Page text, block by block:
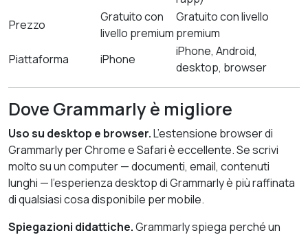
Prezzo
Gratuito con
livello premium
Gratuito con livello
premium
Piattaforma
iPhone
iPhone, Android,
desktop, browser
Dove Grammarly è migliore
Uso su desktop e browser.L’estensione browser di
Grammarly per Chrome e Safari è eccellente. Se scrivi
molto su un computer — documenti, email, contenuti
lunghi — l’esperienza desktop di Grammarly è più raffinata
di qualsiasi cosa disponibile per mobile.
Spiegazioni didattiche.Grammarly spiega perché un